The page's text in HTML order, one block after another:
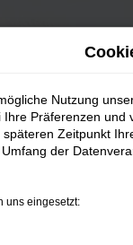
Nutzung
Präferenzen
Zeitpunkt
der
uns eingesetzt: